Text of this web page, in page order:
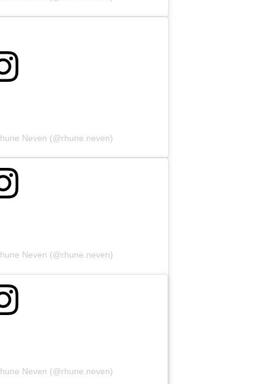
Neven (@rhune.neven)
Neven (@rhune.neven)
Neven (@rhune.neven)